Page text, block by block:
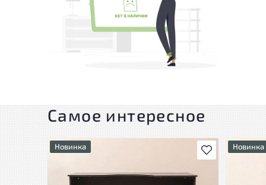
Самое интересное
В избранное
Новинка Новинка